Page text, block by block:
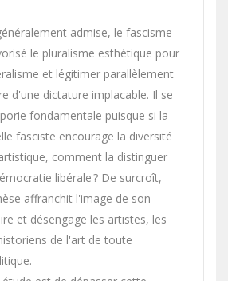
admise, le fascisme
le pluralisme esthétique pour
et légitimer parallèlement
d'une dictature implacable. Il se
fondamentale puisque si la
fasciste encourage la diversité
comment la distinguer
libérale ? De surcroît,
affranchit l'image de son
et désengage les artistes, les
de l'art de toute